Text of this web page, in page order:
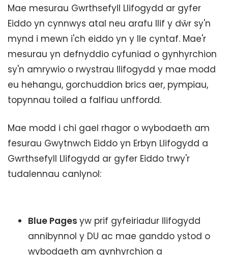
Mae mesurau Gwrthsefyll Llifogydd ar gyfer
Eiddo yn cynnwys atal neu arafu llif y dŵr sy'n
mynd i mewn i'ch eiddo yn y lle cyntaf. Mae'r
mesurau yn defnyddio cyfuniad o gynhyrchion
sy'n amrywio o rwystrau llifogydd y mae modd
eu hehangu, gorchuddion brics aer, pympiau,
topynnau toiled a falfiau unffordd.
Mae modd i chi gael rhagor o wybodaeth am
fesurau Gwytnwch Eiddo yn Erbyn Llifogydd a
Gwrthsefyll Llifogydd ar gyfer Eiddo trwy'r
tudalennau canlynol:
Blue Pages yw prif gyfeiriadur llifogydd
annibynnol y DU ac mae ganddo ystod o
wybodaeth am gynhyrchion a